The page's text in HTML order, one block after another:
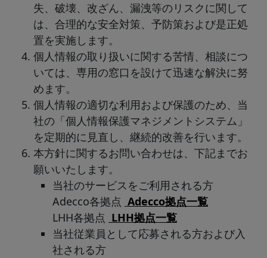
失、破壊、改ざん、漏洩等のリスクに関して
は、合理的な安全対策、予防策および是正処
置を実施します。
個人情報の取り扱いに関する苦情、相談につ
いては、専用の窓口を設けて迅速な解決に努
めます。
個人情報の適切な利用および保護のため、当
社の「個人情報保護マネジメントシステム」
を定期的に見直し、継続的改善を行います。
本方針に関するお問い合わせは、下記までお
願いいたします。
当社のサービスをご利用される方
Adecco各拠点 Adecco拠点一覧
LHH各拠点 LHH拠点一覧
当社従業員として応募される方および入
社される方